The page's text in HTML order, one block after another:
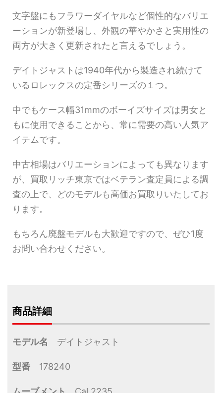
文字盤にもフラワーダイヤルなど個性的なバリエ
ーションが新登場し、外観の華やかさと実用性の
両方が大きく更新されたと言えるでしょう。
デイトジャストは1940年代から製造され続けて
いるロレックスの定番シリーズの１つ。
中でもケース幅31mmのボーイズサイズは男女と
もに使用できることから、常に需要の高い人気ア
イテムです。
中古相場はバリエーションによっても異なります
が、買取リッチ東京ではベテラン査定員による調
査の上で、どのモデルも高価お買取りいたしてお
ります。
もちろん廃盤モデルも大歓迎ですので、ぜひ1度
お問い合わせください。
商品詳細
モデル名 デイトジャスト
型番 178240